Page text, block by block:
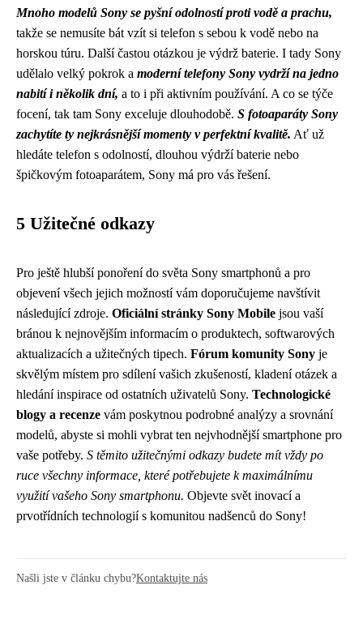
Mnoho modelů Sony se pyšní odolností proti vodě a prachu,
takže se nemusíte bát vzít si telefon s sebou k vodě nebo na
horskou túru. Další častou otázkou je výdrž baterie. I tady Sony
udělalo velký pokrok a moderní telefony Sony vydrží na jedno
nabití i několik dní, a to i při aktivním používání. A co se týče
focení, tak tam Sony exceluje dlouhodobě. S fotoaparáty Sony
zachytíte ty nejkrásnější momenty v perfektní kvalitě. Ať už
hledáte telefon s odolností, dlouhou výdrží baterie nebo
špičkovým fotoaparátem, Sony má pro vás řešení.
5 Užitečné odkazy
Pro ještě hlubší ponoření do světa Sony smartphonů a pro
objevení všech jejich možností vám doporučujeme navštívit
následující zdroje. Oficiální stránky Sony Mobile jsou vaší
bránou k nejnovějším informacím o produktech, softwarových
aktualizacích a užitečných tipech. Fórum komunity Sony je
skvělým místem pro sdílení vašich zkušeností, kladení otázek a
hledání inspirace od ostatních uživatelů Sony. Technologické
blogy a recenze vám poskytnou podrobné analýzy a srovnání
modelů, abyste si mohli vybrat ten nejvhodnější smartphone pro
vaše potřeby. S těmito užitečnými odkazy budete mít vždy po
ruce všechny informace, které potřebujete k maximálnímu
využití vašeho Sony smartphonu. Objevte svět inovací a
prvotřídních technologií s komunitou nadšenců do Sony!
Našli jste v článku chybu?Kontaktujte nás